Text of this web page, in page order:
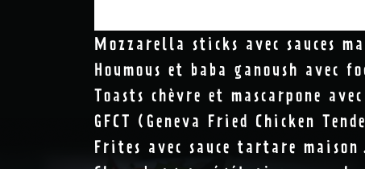
Mozzarella sticks avec sauces
Houmous et baba ganoush avec
Toasts chèvre et mascarpone
GFCT (Geneva Fried Chicken
Frites avec sauce tartare maison